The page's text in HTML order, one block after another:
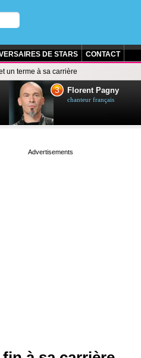
DE STARS CONTACT
un terme à sa carrière
3 Florent Pagny
chanteur français